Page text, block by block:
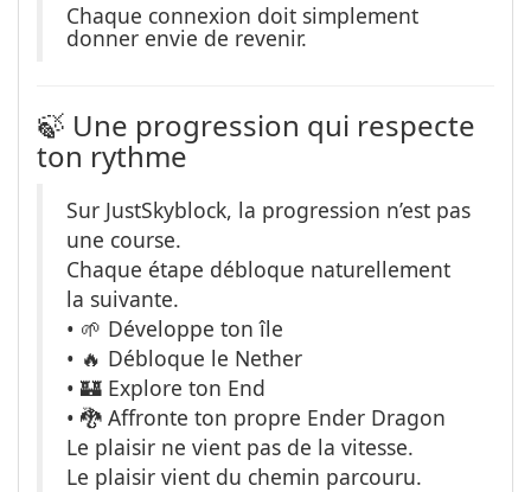
Chaque connexion doit simplement
donner envie de revenir.
🍃 Une progression qui respecte
ton rythme
Sur JustSkyblock, la progression n’est pas
une course.
Chaque étape débloque naturellement
la suivante.
• 🌱 Développe ton île
• 🔥 Débloque le Nether
• 🏰 Explore ton End
• 🐉 Affronte ton propre Ender Dragon
Le plaisir ne vient pas de la vitesse.
Le plaisir vient du chemin parcouru.